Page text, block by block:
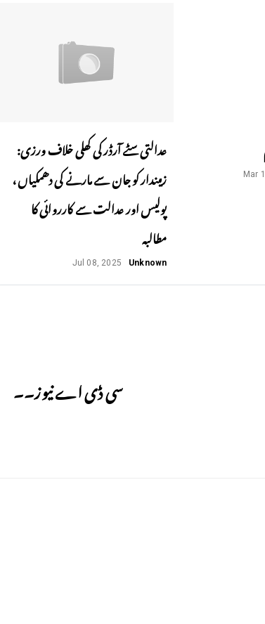
Mar
عدالتی سٹے آرڈر کی کھلی خلاف ورزی:
زمیندار کو جان سے مارنے کی دھمکیاں،
پولیس اور عدالت سے کارروائی کا
مطالبہ
Unknown
Jul 08, 2025
سی ڈی اے نیوز۔۔